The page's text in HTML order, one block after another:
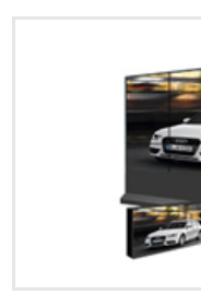
50000小时，而LED的使用